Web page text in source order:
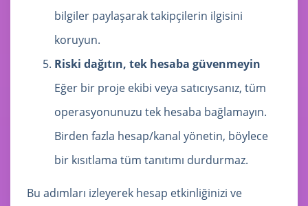
bilgiler paylaşarak takipçilerin ilgisini
koruyun.
Riski dağıtın, tek hesaba güvenmeyin
Eğer bir proje ekibi veya satıcıysanız, tüm
operasyonunuzu tek hesaba bağlamayın.
Birden fazla hesap/kanal yönetin, böylece
bir kısıtlama tüm tanıtımı durdurmaz.
Bu adımları izleyerek hesap etkinliğinizi ve